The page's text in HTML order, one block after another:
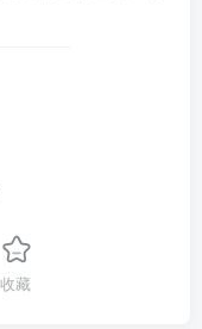
收藏